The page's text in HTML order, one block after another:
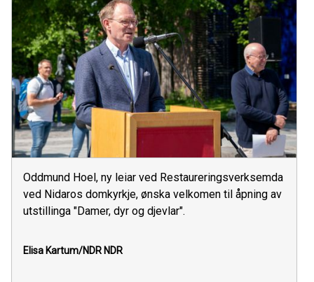
Oddmund Hoel, ny leiar ved Restaureringsverksemda
ved Nidaros domkyrkje, ønska velkomen til åpning av
utstillinga "Damer, dyr og djevlar".
Elisa Kartum/NDR NDR